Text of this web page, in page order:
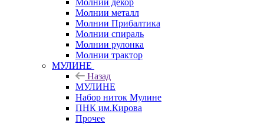
Молнии декор
Молнии металл
Молнии Прибалтика
Молнии спираль
Молнии рулонка
Молнии трактор
МУЛИНЕ
Назад
МУЛИНЕ
Набор ниток Мулине
ПНК им.Кирова
Прочее